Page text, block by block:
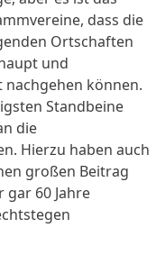
dass die
Ortschaften
und
können.
Standbeine
die
Hierzu haben auch
großen Beitrag
gar 60 Jahre